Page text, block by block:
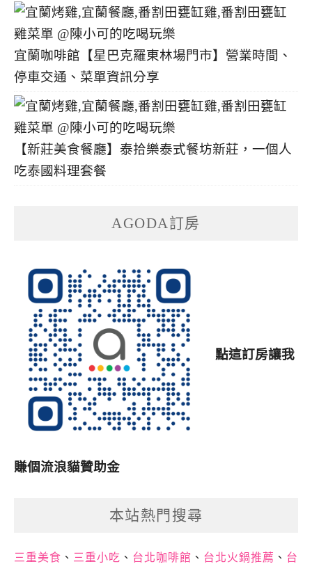
宜蘭咖啡館【星巴克羅東林場門市】營業時間、
停車交通、菜單資訊分享
【新莊美食餐廳】泰拾樂泰式餐坊新莊，一個人
吃泰國料理套餐
AGODA訂房
點這訂房讓我
賺個流浪貓贊助金
本站熱門搜尋
三重美食 、 三重小吃 、 台北咖啡館 、 台北火鍋推薦 、 台